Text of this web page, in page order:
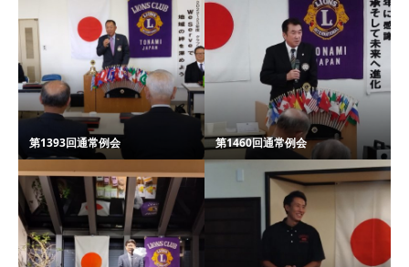
第1393回通常例会 第1460回通常例会